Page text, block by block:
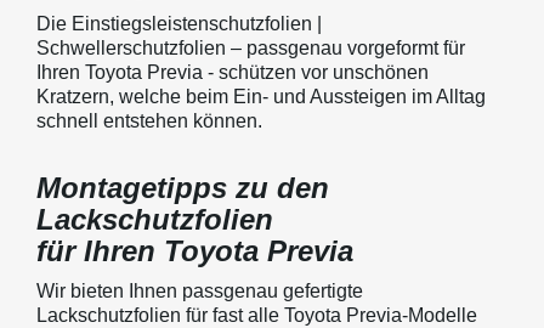
Die Einstiegsleistenschutzfolien |
Schwellerschutzfolien – passgenau vorgeformt für
Ihren Toyota Previa - schützen vor unschönen
Kratzern, welche beim Ein- und Aussteigen im Alltag
schnell entstehen können.
Montagetipps zu den
Lackschutzfolien
für Ihren Toyota Previa
Wir bieten Ihnen passgenau gefertigte
Lackschutzfolien für fast alle Toyota Previa-Modelle